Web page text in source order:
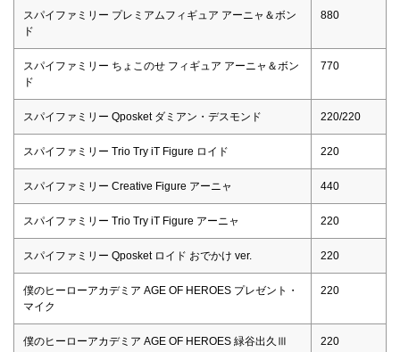
スパイファミリー プレミアムフィギュア アーニャ＆ボン
ド
880
スパイファミリー ちょこのせ フィギュア アーニャ＆ボン
ド
770
スパイファミリー Qposket ダミアン・デスモンド 220/220
スパイファミリー Trio Try iT Figure ロイド 220
スパイファミリー Creative Figure アーニャ 440
スパイファミリー Trio Try iT Figure アーニャ 220
スパイファミリー Qposket ロイド おでかけ ver. 220
僕のヒーローアカデミア AGE OF HEROES プレゼント・
マイク
220
僕のヒーローアカデミア AGE OF HEROES 緑谷出久Ⅲ 220